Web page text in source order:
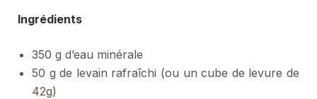
Ingrédients
350 g d’eau minérale
50 g de levain rafraîchi (ou un cube de levure de
42g)